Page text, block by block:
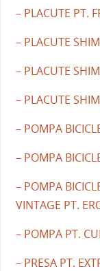
– PLACUTE PT.
– PLACUTE
– PLACUTE
– PLACUTE
– POMPA
– POMPA
– POMPA
VINTAGE PT.
– POMPA PT.
– PRESA PT.